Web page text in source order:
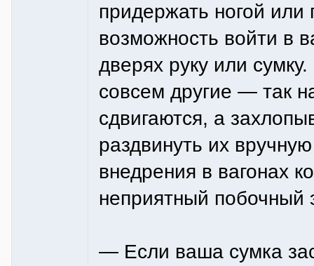
придержать ногой
возможность войти в
дверях руку или
совсем другие — так
сдвигаются, а
раздвинуть их
внедрения в вагонах
неприятный побочный
— Если ваша сумка